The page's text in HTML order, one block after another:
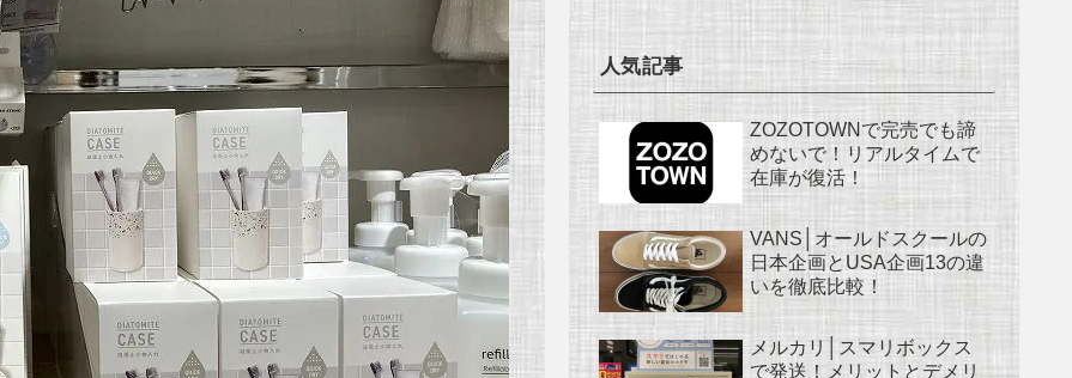
人気記事
ZOZOTOWNで完売でも諦
めないで！リアルタイムで
在庫が復活！
VANS│オールドスクールの
日本企画とUSA企画13の違
いを徹底比較！
メルカリ│スマリボックス
で発送！メリットとデメリ